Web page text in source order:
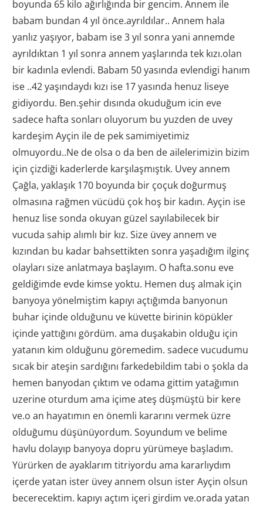
boyunda 65 kilo ağırlığında bir gencim. Annem ile
babam bundan 4 yıl önce.ayrıldılar.. Annem hala
yanlız yaşıyor, babam ise 3 yıl sonra yani annemde
ayrıldıktan 1 yıl sonra annem yaşlarında tek kızı.olan
bir kadınla evlendi. Babam 50 yasında evlendigi hanım
ise ..42 yaşındaydı kızı ise 17 yasında henuz liseye
gidiyordu. Ben.şehir dısında okuduğum icin eve
sadece hafta sonları oluyorum bu yuzden de uvey
kardeşim Ayçin ile de pek samimiyetimiz
olmuyordu..Ne de olsa o da ben de ailelerimizin bizim
için çizdiği kaderlerde karşılaşmıştık. Uvey annem
Çağla, yaklaşık 170 boyunda bir çoçuk doğurmuş
olmasına rağmen vücüdü çok hoş bir kadın. Ayçin ise
henuz lise sonda okuyan güzel sayılabilecek bir
vucuda sahip alımlı bir kız. Size üvey annem ve
kızından bu kadar bahsettikten sonra yaşadığım ilginç
olayları size anlatmaya başlayım. O hafta.sonu eve
geldiğimde evde kimse yoktu. Hemen duş almak için
banyoya yönelmiştim kapıyı açtığımda banyonun
buhar içinde olduğunu ve küvette birinin köpükler
içinde yattığını gördüm. ama duşakabin olduğu için
yatanın kim olduğunu göremedim. sadece vucudumu
sıcak bir ateşin sardığını farkedebildim tabi o şokla da
hemen banyodan çıktım ve odama gittim yatağımın
uzerine oturdum ama içime ateş düşmüştü bir kere
ve.o an hayatımın en önemli kararını vermek üzre
olduğumu düşünüyordum. Soyundum ve belime
havlu dolayıp banyoya dopru yürümeye başladım.
Yürürken de ayaklarım titriyordu ama kararlıydım
içerde yatan ister üvey annem olsun ister Ayçin olsun
becerecektim. kapıyı açtım içeri girdim ve.orada yatan